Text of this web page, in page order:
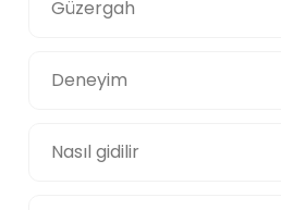
Güzergah
Deneyim
Nasıl gidilir